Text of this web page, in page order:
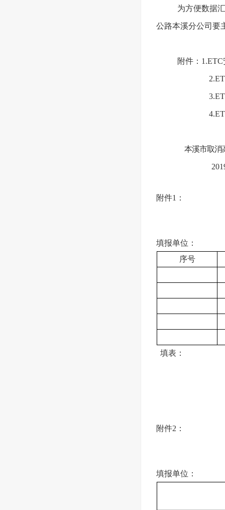
为方便数据
公路本溪分公司要
附件：
本溪市取消
2019年
附件1：
填报单位：
序号
填表：
附件2：
填报单位：